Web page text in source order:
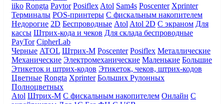
iiko Rongta Paytor Posiflex Atol Sam4s Poscenter Xprinter
Терминалы POS-принтеры С фискальным накопителем
Недорогие 2D Беспроводные Atol Atol 2D С экраном Для
кассы Штрих-кода и чеков Для склада беспроводные
PayTor CipherLab
Черные ATOL Штрих-М Poscenter Posiflex Металлические
Механические Электромеханические Маленькие Большие
Этикеток и штрих-кодов Этикеток, чеков, штрих-кодов
Цветные Rongta Xprinter Больших Рулонных
Полноцветных
Atol Штрих-М С фискальным накопителем Онлайн С